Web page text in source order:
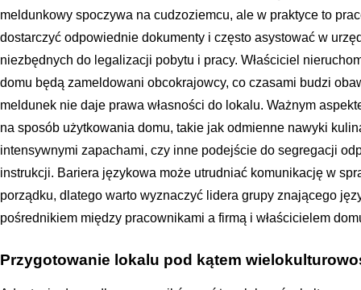
meldunkowy spoczywa na cudzoziemcu, ale w praktyce to
dostarczyć odpowiednie dokumenty i często asystować w
niezbędnych do legalizacji pobytu i pracy. Właściciel
domu będą zameldowani obcokrajowcy, co czasami budzi
meldunek nie daje prawa własności do lokalu. Ważnym
na sposób użytkowania domu, takie jak odmienne nawyki
intensywnymi zapachami, czy inne podejście do segregacji
instrukcji. Bariera językowa może utrudniać komunikację w
porządku, dlatego warto wyznaczyć lidera grupy znającego
pośrednikiem między pracownikami a firmą i właścicielem
Przygotowanie lokalu pod kątem